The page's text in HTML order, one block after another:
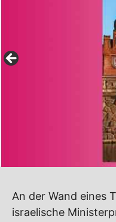
An der Wand eines
israelische